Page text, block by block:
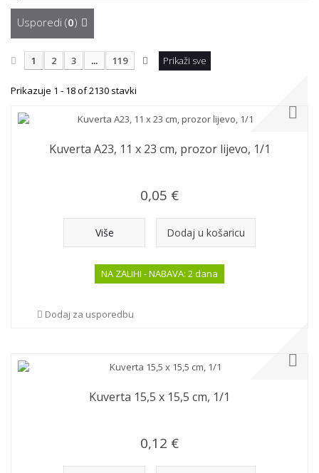
Usporedi (0)
Prikaži sve
1 2 3 ... 119
Prikazuje 1 - 18 of 2130 stavki
Kuverta A23, 11 x 23 cm, prozor lijevo, 1/1
0,05 €
Više Dodaj u košaricu
NA ZALIHI - NABAVA: 2 dana
Dodaj za usporedbu
Kuverta 15,5 x 15,5 cm, 1/1
0,12 €